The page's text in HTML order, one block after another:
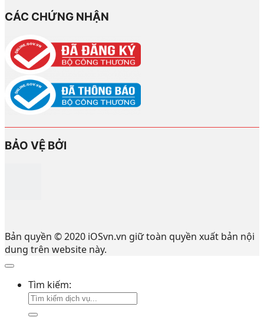
CÁC CHỨNG NHẬN
BẢO VỆ BỞI
Bản quyền © 2020 iOSvn.vn giữ toàn quyền xuất bản nội
dung trên website này.
Tìm kiếm: